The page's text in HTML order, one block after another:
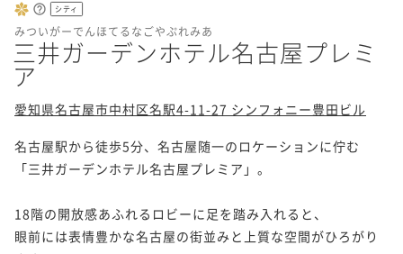
シティ
みついがーでんほてるなごやぷれみあ
三井ガーデンホテル名古屋プレミ
ア
愛知県名古屋市中村区名駅4-11-27 シンフォニー豊田ビル
名古屋駅から徒歩5分、名古屋随一のロケーションに佇む
「三井ガーデンホテル名古屋プレミア」。
18階の開放感あふれるロビーに足を踏み入れると、
眼前には表情豊かな名古屋の街並みと上質な空間がひろがり